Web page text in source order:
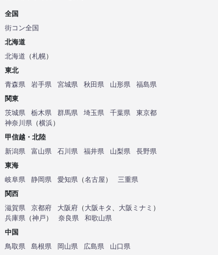
全国
街コン全国
北海道
北海道 （札幌）
東北
青森県
岩手県 宮城県 秋田県 山形県
福島県
関東
茨城県
栃木県 群馬県 埼玉県 千葉県
東京都
神奈川県 （横浜）
甲信越・北陸
新潟県
富山県 石川県 福井県 山梨県
長野県
東海
岐阜県
静岡県 愛知県 （名古屋）
三重県
関西
滋賀県
京都府 大阪府 （大阪キタ 大阪ミナミ ）
兵庫県 （神戸） 奈良県
和歌山県
中国
鳥取県
島根県 岡山県 広島県
山口県